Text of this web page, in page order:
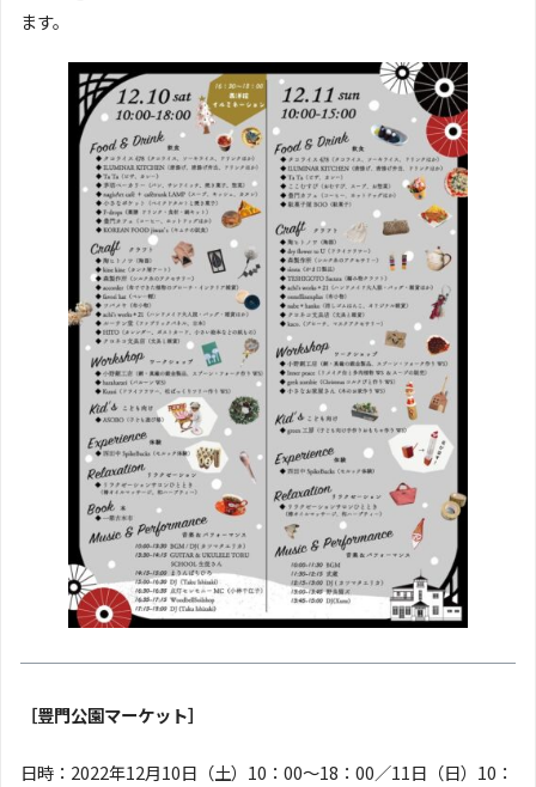
ます。
［豊門公園マーケット］
日時：2022年12月10日（土）10：00〜18：00／11日（日）10：